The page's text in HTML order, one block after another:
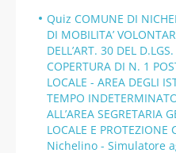
Quiz COMUNE DI
DI MOBILITA’
DELL’ART. 30 DEL
COPERTURA DI N. 1
LOCALE - AREA DEGLI
TEMPO
ALL’AREA SEGRETARIA
LOCALE E
Nichelino - Simulatore